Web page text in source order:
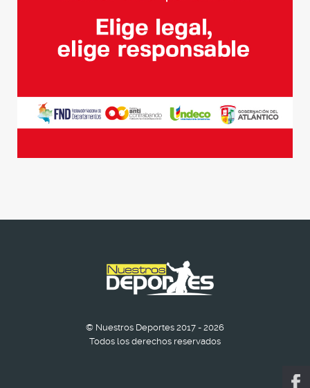
© Nuestros Deportes 2017 - 2026
Todos los derechos reservados